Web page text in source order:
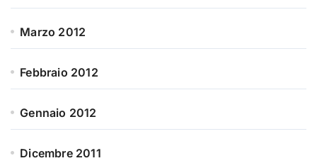
Marzo 2012
Febbraio 2012
Gennaio 2012
Dicembre 2011